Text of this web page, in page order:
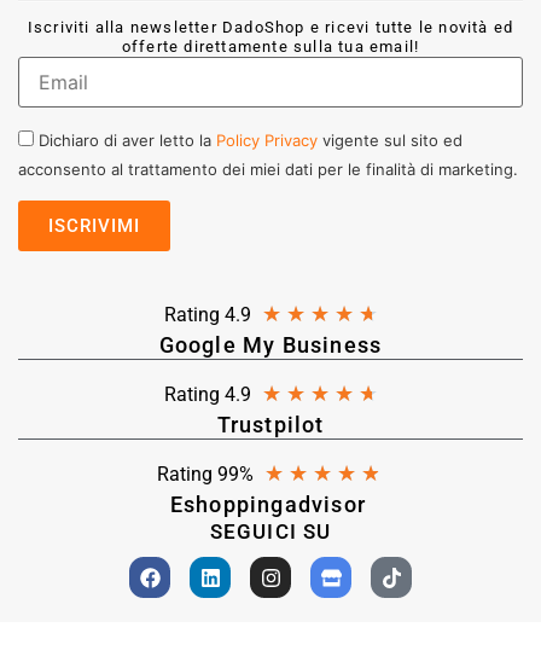
Iscriviti alla newsletter DadoShop e ricevi tutte le novità ed
offerte direttamente sulla tua email!
Dichiaro di aver letto la Policy Privacy vigente sul sito ed
acconsento al trattamento dei miei dati per le finalità di marketing.
Rating 4.9 ★ ★ ★ ★ ★
Google My Business
Rating 4.9 ★ ★ ★ ★ ★
Trustpilot
Rating 99% ★ ★ ★ ★ ★
Eshoppingadvisor
SEGUICI SU